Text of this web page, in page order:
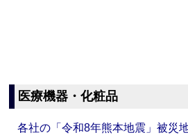
医療機器・化粧品
各社の「令和8年熊本地震」被災